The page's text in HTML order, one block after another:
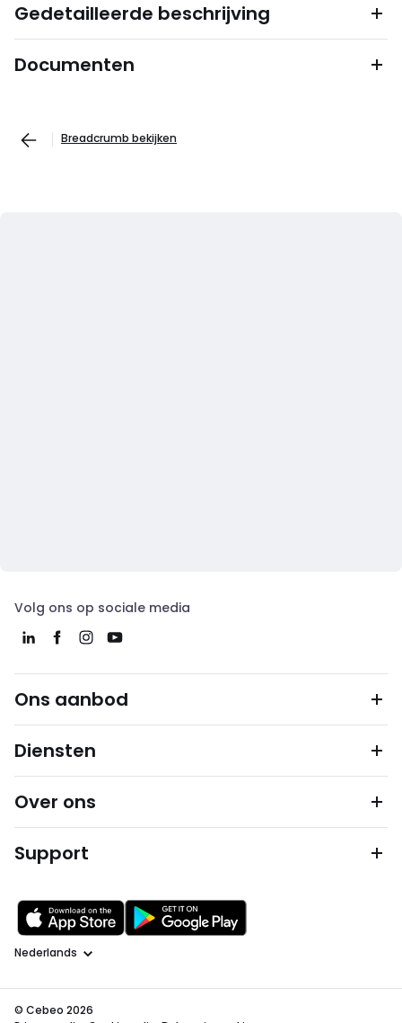
Gedetailleerde beschrijving
Documenten
Breadcrumb bekijken
Volg ons op sociale media
Ons aanbod
Diensten
Over ons
Support
Taal
© Cebeo 2026